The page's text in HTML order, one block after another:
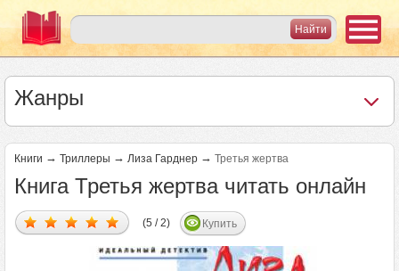
Жанры
Книги → Триллеры → Лиза Гарднер → Третья жертва
Книга Третья жертва читать онлайн
(5 / 2) Купить